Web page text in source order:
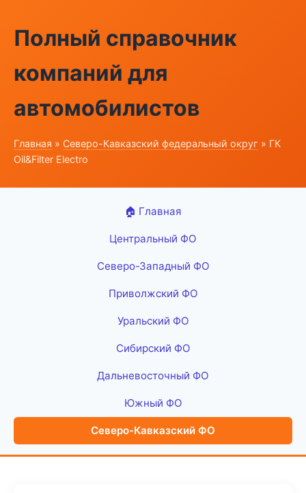
Полный справочник
компаний для
автомобилистов
Главная » Северо-Кавказский федеральный округ » ГК
Oil&Filter Electro
🏠 Главная
Центральный ФО
Северо-Западный ФО
Приволжский ФО
Уральский ФО
Сибирский ФО
Дальневосточный ФО
Южный ФО
Северо-Кавказский ФО